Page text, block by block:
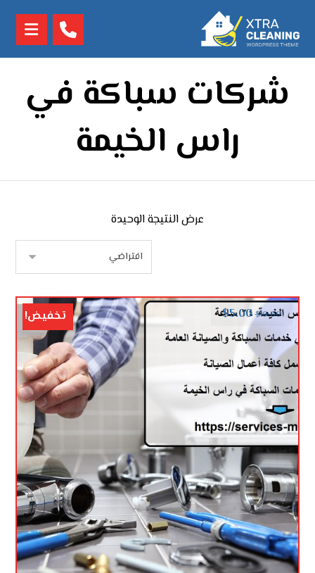
شركات سباكة في
راس الخيمة
عرض النتيجة الوحيدة
$10.00
$5.00 تخفيض!